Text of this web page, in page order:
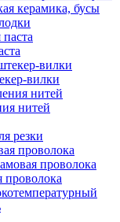
керамика, бусы
вилки
нитей
резки
проволока
проволока
проволока